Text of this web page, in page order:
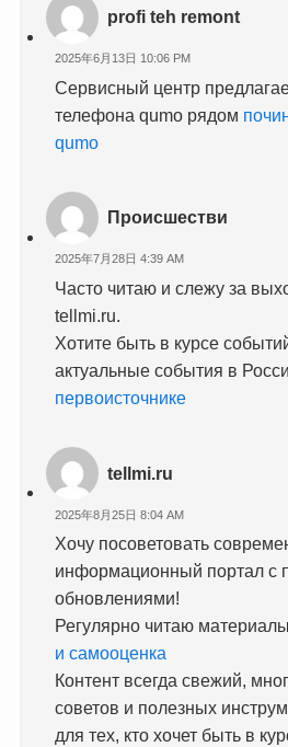
profi teh remont
2025年6月13日 10:06 PM
Сервисный центр
телефона qumo рядом
qumo
Происшестви
2025年7月28日 4:39 AM
Часто читаю и слежу за
tellmi.ru.
Хотите быть в курсе
актуальные события в
первоисточнике
tellmi.ru
2025年8月25日 8:04 AM
Хочу посоветовать
информационный портал с
обновлениями!
Регулярно читаю
и самооценка
Контент всегда свежий,
советов и полезных
для тех, кто хочет быть в